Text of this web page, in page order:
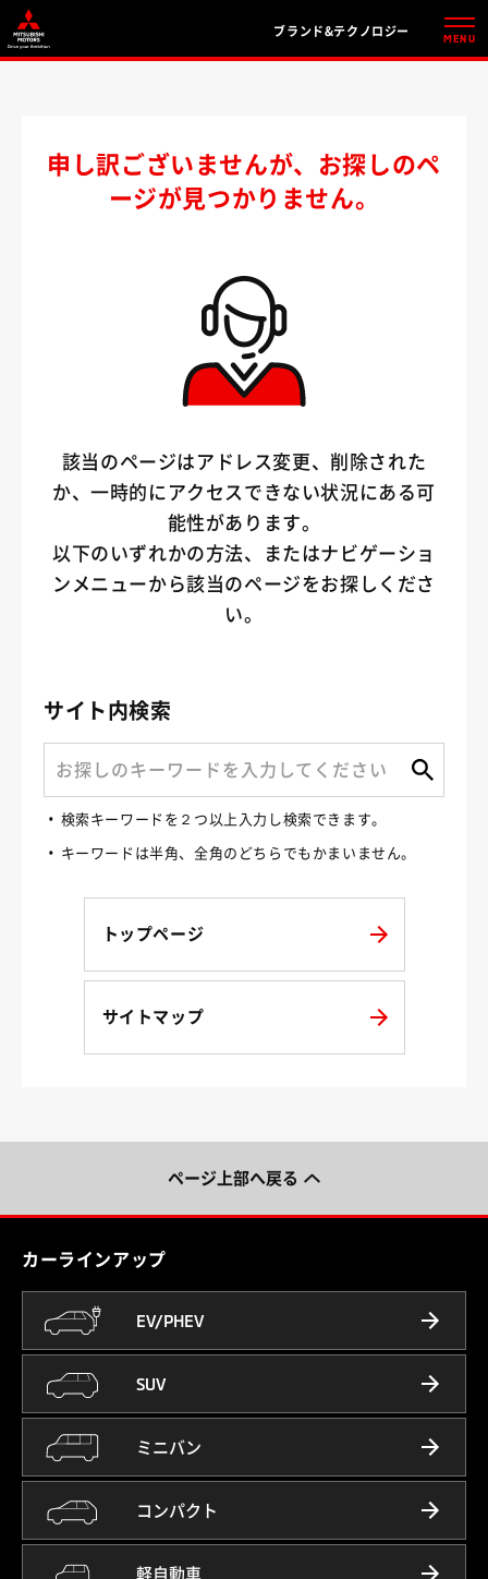
ブランド&テクノロジー
MENU
申し訳ございませんが、お探しのペ
ージが見つかりません。
該当のページはアドレス変更、削除された
か、一時的にアクセスできない状況にある可
能性があります。
以下のいずれかの方法、またはナビゲーショ
ンメニューから該当のページをお探しくださ
い。
サイト内検索
検索キーワードを２つ以上入力し検索できます。
キーワードは半角、全角のどちらでもかまいません。
トップページ
サイトマップ
ページ上部へ戻る
カーラインアップ
EV/PHEV
SUV
ミニバン
コンパクト
軽自動車